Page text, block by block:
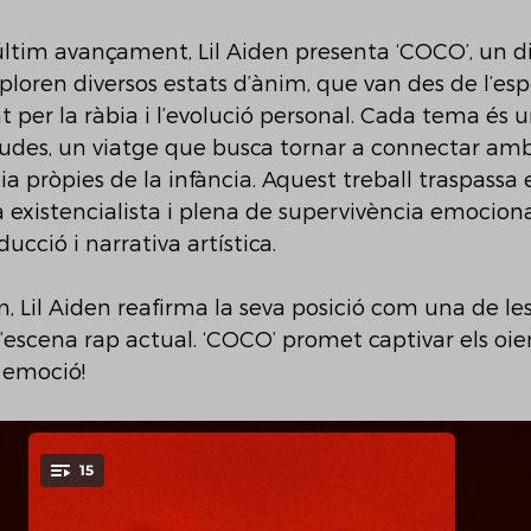
avançament, Lil Aiden presenta ‘COCO’, un
diversos estats d’ànim, que van des de
per la ràbia i l’evolució personal. Cada tema és
un viatge que busca tornar a connectar
pròpies de la infància. Aquest treball traspassa
i plena de supervivència
i narrativa artística.
Lil Aiden reafirma la seva posició com una de
rap actual. ‘COCO’ promet captivar els